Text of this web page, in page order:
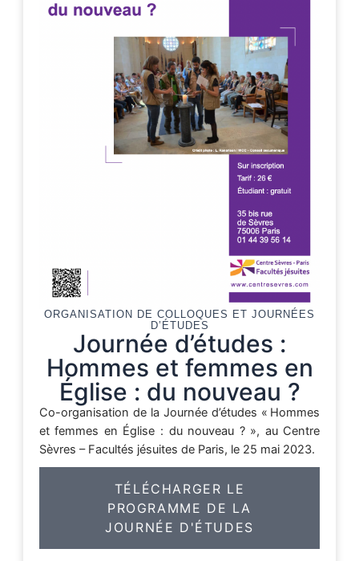
ORGANISATION DE COLLOQUES ET JOURNÉES
D’ÉTUDES
Journée d’études :
Hommes et femmes en
Église : du nouveau ?
Co-organisation de la Journée d’études « Hommes
et femmes en Église : du nouveau ? », au Centre
Sèvres – Facultés jésuites de Paris, le 25 mai 2023.
TÉLÉCHARGER LE
PROGRAMME DE LA
JOURNÉE D'ÉTUDES